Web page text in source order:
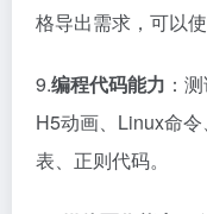
格导出需求，可以使
9.编程代码能力 ：
H5动画、Linux命
表、正则代码。